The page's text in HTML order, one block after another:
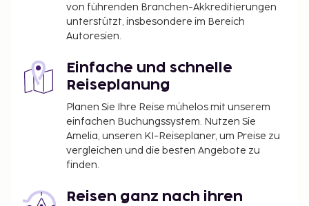
von führenden Branchen-Akkreditierungen
unterstützt, insbesondere im Bereich
Autoresien.
Einfache und schnelle
Reiseplanung
Planen Sie Ihre Reise mühelos mit unserem
einfachen Buchungssystem. Nutzen Sie
Amelia, unseren KI-Reiseplaner, um Preise zu
vergleichen und die besten Angebote zu
finden.
Reisen ganz nach ihren